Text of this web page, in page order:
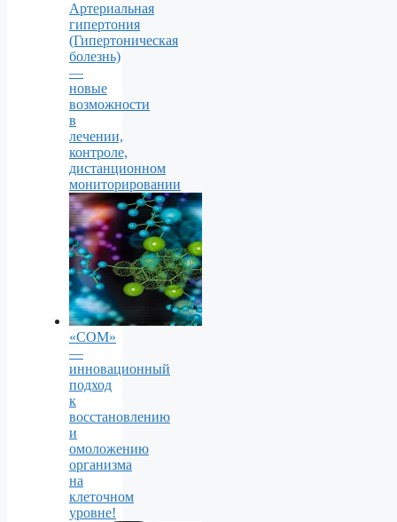
Артериальная
гипертония
(Гипертоническая
болезнь)
—
новые
возможности
в
лечении,
контроле,
дистанционном
мониторировании
«СОМ»
—
инновационный
подход
к
восстановлению
и
омоложению
организма
на
клеточном
уровне!